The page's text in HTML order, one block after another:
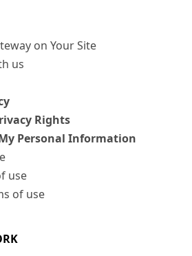
on Your Site
us
Rights
Personal Information
use
of use